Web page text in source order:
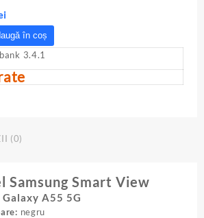
Prețul
curent
este:
229.00lei.
în coș
(0)
Samsung Smart View
A55 5G
negru